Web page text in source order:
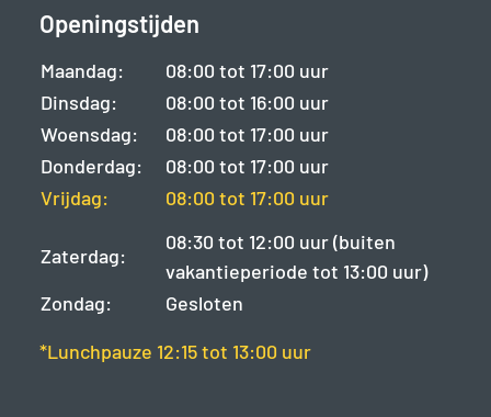
Openingstijden
Maandag:
08:00 tot 17:00 uur
Dinsdag:
08:00 tot 16:00 uur
Woensdag:
08:00 tot 17:00 uur
Donderdag:
08:00 tot 17:00 uur
Vrijdag:
08:00 tot 17:00 uur
Zaterdag:
08:30 tot 12:00 uur (buiten
vakantieperiode tot 13:00 uur)
Zondag:
Gesloten
*Lunchpauze 12:15 tot 13:00 uur